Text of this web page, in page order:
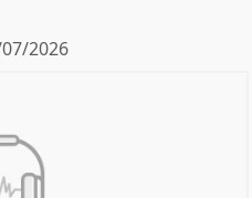
2026